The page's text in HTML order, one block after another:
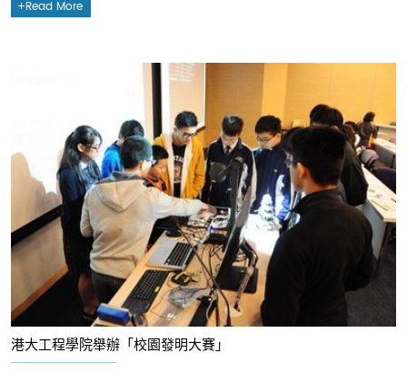
Read More
港大工程學院舉辦「校園發明大賽」